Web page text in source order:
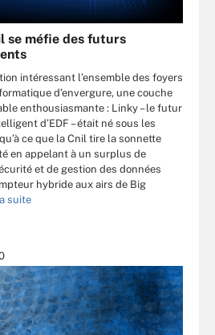
se méfie des futurs
intéressant l’ensemble des foyers
d’envergure, une couche
enthousiasmante : Linky – le futur
d’EDF – était né sous les
ce que la Cnil tire la sonnette
en appelant à un surplus de
et de gestion des données
hybride aux airs de Big
suite